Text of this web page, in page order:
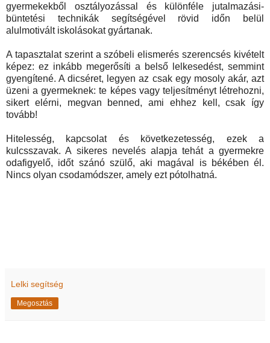
gyermekekből osztályozással és különféle jutalmazási-
büntetési technikák segítségével rövid időn belül
alulmotivált iskolásokat gyártanak.
A tapasztalat szerint a szóbeli elismerés szerencsés kivételt
képez: ez inkább megerősíti a belső lelkesedést, semmint
gyengítené. A dicséret, legyen az csak egy mosoly akár, azt
üzeni a gyermeknek: te képes vagy teljesítményt létrehozni,
sikert elérni, megvan benned, ami ehhez kell, csak így
tovább!
Hitelesség, kapcsolat és következetesség, ezek a
kulcsszavak. A sikeres nevelés alapja tehát a gyermekre
odafigyelő, időt szánó szülő, aki magával is békében él.
Nincs olyan csodamódszer, amely ezt pótolhatná.
Lelki segítség
Megosztás